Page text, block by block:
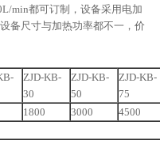
min都可订制，设备采用电加
备尺寸与加热功率都不一，价
ZJD-KB-
30
ZJD-KB-
50
ZJD-KB-
75
1800 3000
4500